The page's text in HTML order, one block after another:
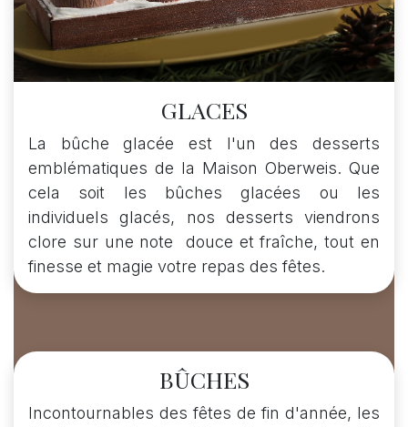
GLACES
La bûche glacée est l'un des desserts
emblématiques de la Maison Oberweis. Que
cela soit les bûches glacées ou les
individuels glacés, nos desserts viendrons
clore sur une note douce et fraîche, tout en
finesse et magie votre repas des fêtes.
BÛCHES
Incontournables des fêtes de fin d'année, les